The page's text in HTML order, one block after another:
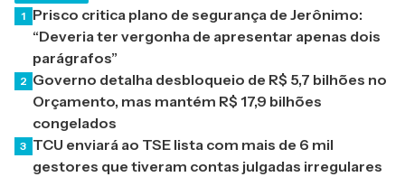
1 Prisco critica plano de segurança de Jerônimo:
“Deveria ter vergonha de apresentar apenas dois
parágrafos”
2 Governo detalha desbloqueio de R$ 5,7 bilhões no
Orçamento, mas mantém R$ 17,9 bilhões
congelados
3 TCU enviará ao TSE lista com mais de 6 mil
gestores que tiveram contas julgadas irregulares